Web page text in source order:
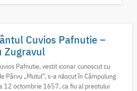
Cuvios Pafnutie –
Zugravul
Pafnutie, vestit iconar cunoscut cu
Pârvu „Mutul”, s-a născut în Câmpulung
12 octombrie 1657, ca fiu al preotului